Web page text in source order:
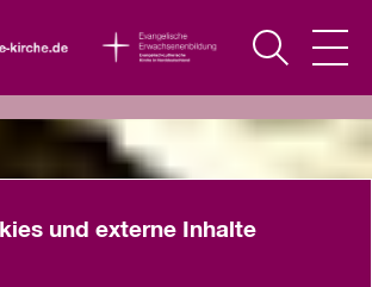
und externe Inhalte